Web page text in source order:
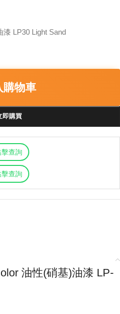
漆 LP30 Light Sand
購物車
即購買
擊查詢
擊查詢
油性(硝基)油漆 LP-